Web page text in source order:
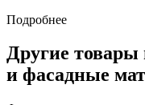
Подробнее
Другие товары
и фасадные